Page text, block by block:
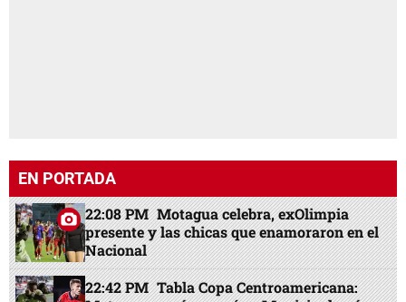
EN PORTADA
22:08 PM Motagua celebra, exOlimpia
presente y las chicas que enamoraron en el
Nacional
22:42 PM Tabla Copa Centroamericana: